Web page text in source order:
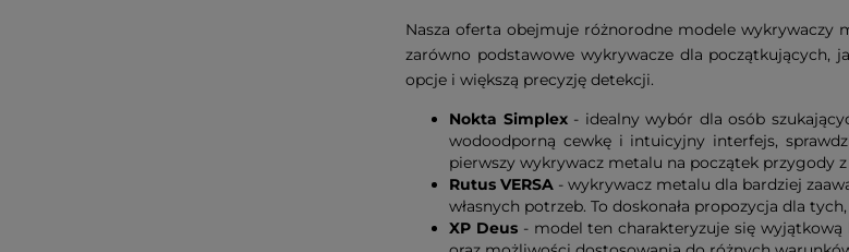
Nasza oferta obejmuje różnorodne modele wykrywaczy
zarówno podstawowe wykrywacze dla początkujących,
opcje i większą precyzję detekcji.
Nokta Simplex- idealny wybór dla osób
wodoodporną cewkę i intuicyjny interfejs,
pierwszy wykrywacz metalu na początek przygody
Rutus VERSA - wykrywacz metalu dla bardziej
własnych potrzeb. To doskonała propozycja dla
XP Deus - model ten charakteryzuje się